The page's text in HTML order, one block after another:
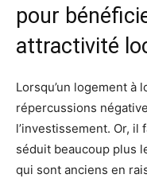
pour
attractivité
Lorsqu’un logement à
répercussions
l’investissement. Or, il
séduit beaucoup plus
qui sont anciens en